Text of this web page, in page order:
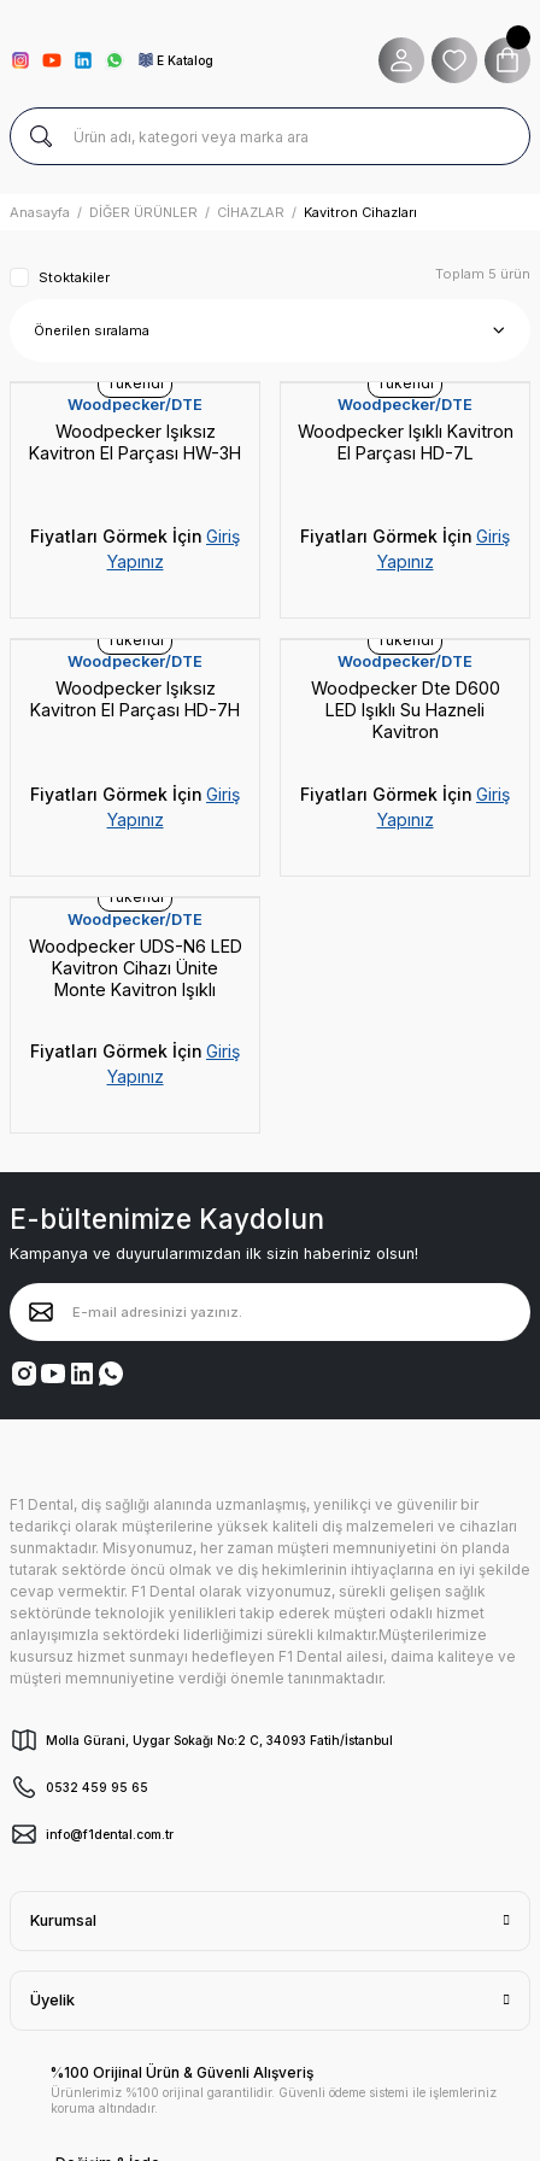
E Katalog
Anasayfa DİĞER ÜRÜNLER CİHAZLAR Kavitron Cihazları
Stoktakiler Toplam 5 ürün
Tükendi
Woodpecker/DTE
Woodpecker Işıksız
Kavitron El Parçası HW-3H
Fiyatları Görmek İçin Giriş
Yapınız
Tükendi
Woodpecker/DTE
Woodpecker Işıklı Kavitron
El Parçası HD-7L
Fiyatları Görmek İçin Giriş
Yapınız
Tükendi
Woodpecker/DTE
Woodpecker Işıksız
Kavitron El Parçası HD-7H
Fiyatları Görmek İçin Giriş
Yapınız
Tükendi
Woodpecker/DTE
Woodpecker Dte D600
LED Işıklı Su Hazneli
Kavitron
Fiyatları Görmek İçin Giriş
Yapınız
Tükendi
Woodpecker/DTE
Woodpecker UDS-N6 LED
Kavitron Cihazı Ünite
Monte Kavitron Işıklı
Fiyatları Görmek İçin Giriş
Yapınız
E-bültenimize Kaydolun
Kampanya ve duyurularımızdan ilk sizin haberiniz olsun!
F1 Dental, diş sağlığı alanında uzmanlaşmış, yenilikçi ve güvenilir bir
tedarikçi olarak müşterilerine yüksek kaliteli diş malzemeleri ve cihazları
sunmaktadır. Misyonumuz, her zaman müşteri memnuniyetini ön planda
tutarak sektörde öncü olmak ve diş hekimlerinin ihtiyaçlarına en iyi şekilde
cevap vermektir. F1 Dental olarak vizyonumuz, sürekli gelişen sağlık
sektöründe teknolojik yenilikleri takip ederek müşteri odaklı hizmet
anlayışımızla sektördeki liderliğimizi sürekli kılmaktır.Müşterilerimize
kusursuz hizmet sunmayı hedefleyen F1 Dental ailesi, daima kaliteye ve
müşteri memnuniyetine verdiği önemle tanınmaktadır.
Molla Gürani, Uygar Sokağı No:2 C, 34093 Fatih/İstanbul
0532 459 95 65
info@f1dental.com.tr
Kurumsal
Üyelik
%100 Orijinal Ürün & Güvenli Alışveriş
Ürünlerimiz %100 orijinal garantilidir. Güvenli ödeme sistemi ile işlemleriniz
koruma altındadır.